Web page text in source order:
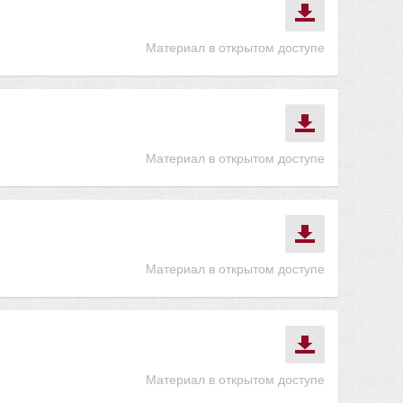
Материал в открытом доступе
Материал в открытом доступе
Материал в открытом доступе
Материал в открытом доступе